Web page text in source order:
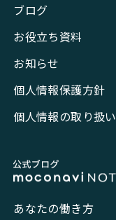
ブログ
お役立ち資料
お知らせ
個人情報保護方針
個人情報の取り扱い
あなたの働き方